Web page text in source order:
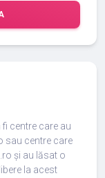
centre care au
sau centre care
și au lăsat o
la acest